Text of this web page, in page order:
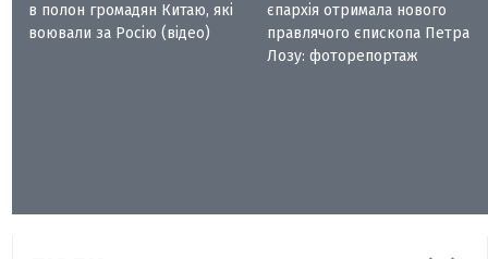
в полон громадян Китаю, які
воювали за Росію (відео)
єпархія отримала нового
правлячого єпископа Петра
Лозу: фоторепортаж